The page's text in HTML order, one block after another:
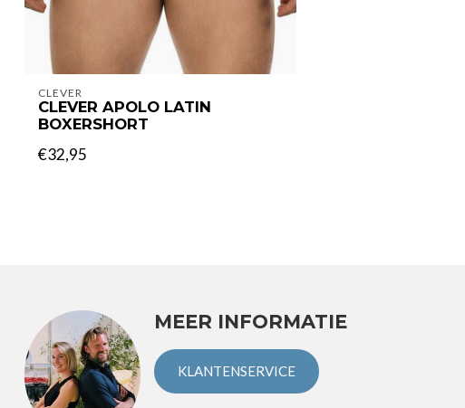
CLEVER
CLEVER APOLO LATIN
BOXERSHORT
€32,95
MEER INFORMATIE
KLANTENSERVICE